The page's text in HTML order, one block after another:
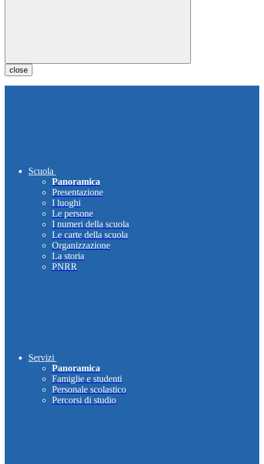
close
Scuola
Panoramica
Presentazione
I luoghi
Le persone
I numeri della scuola
Le carte della scuola
Organizzazione
La storia
PNRR
Servizi
Panoramica
Famiglie e studenti
Personale scolastico
Percorsi di studio